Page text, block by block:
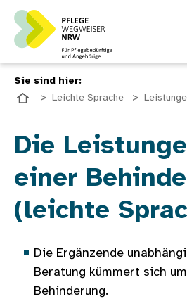
Direkt zum Inhalt
Sie sind hier:
Leichte Sprache
BildDie
einer
(leichte
Die Ergänzende
Beratung kümmert sich
Behinderung.